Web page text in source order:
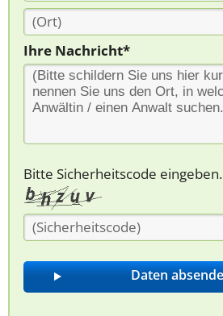
Ihre Nachricht*
Bitte Sicherheitscode eingeben.